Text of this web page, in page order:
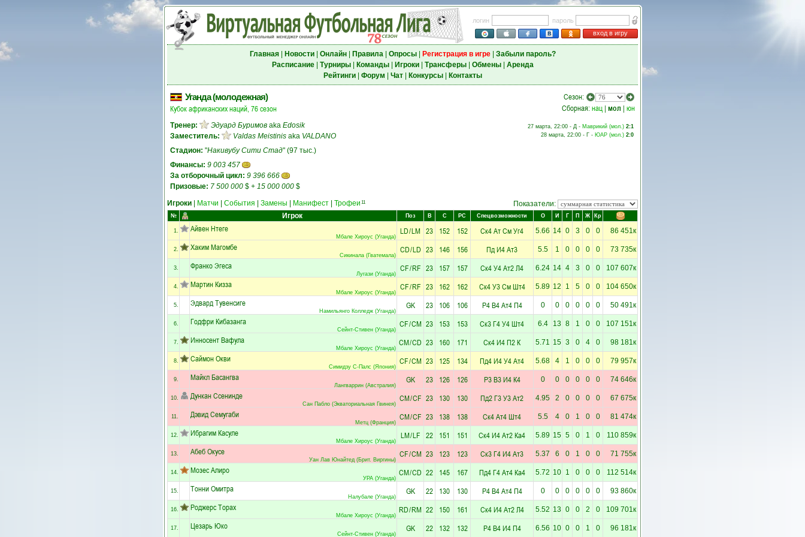
логин
пароль
вход в игру
Главная| Новости| Онлайн| Правила| Опросы| Регистрация в игре| Забыли пароль?
Расписание| Турниры| Команды| Игроки| Трансферы| Обмены| Аренда
Рейтинги| Форум Чат| Конкурсы| Контакты
Уганда (молодежная)
Кубок африканских наций, 76 сезон
Тренер: Эдуард Буримов aka Edosik
Заместитель:
Valdas Meistinis aka VALDANO
Стадион: "Накивубу Сити Стад" (97 тыс.)
Финансы: 9 003 457
За отборочный цикл: 9 396 666
Призовые: 7 500 000 $ + 15 000 000 $
Сезон:
Сборная: нац | мол | юн
27 марта, 22:00 - Д - Маврикий (мол.) 2:1
28 марта, 22:00 - Г - ЮАР (мол.) 2:0
Игроки Матчи События Замены Манифест Трофеи 11 Показатели:
№ Игрок Поз В С РС Спецвозможности О И Г П Ж Кр
1. Айвен Нтеге
Мбале Хироус (Уганда)
LD/LM 23 152 152 Ск4АтСмУг4 5.66 14 0 3 0 0 86 451к
2. Хаким Магомбе
Сикинала (Гватемала)
CD/LD 23 146 156 ПдИ4Ат3 5.5 1 0 0 0 0 73 735к
3. Франко Эгеса
Лугази (Уганда)
CF/RF 23 157 157 Ск4У4Ат2Л4 6.24 14 4 3 0 0 107 607к
4. Мартин Кизза
Мбале Хироус (Уганда)
CF/RF 23 162 162 Ск4У3СмШт4 5.89 12 1 5 0 0 104 650к
5. Эдвард Тувенсиге
Намильянго Колледж (Уганда)
GK 23 106 106 Р4В4Ат4П4 0 0 0 0 0 0 50 491к
6. Годфри Кибазанга
Сейнт-Стивен (Уганда)
CF/CM 23 153 153 Ск3Г4У4Шт4 6.4 13 8 1 0 0 107 151к
7. Инносент Вафула
Мбале Хироус (Уганда)
CM/CD 23 160 171 Ск4И4П2К 5.71 15 3 0 4 0 98 181к
8. Саймон Окви
Симидзу С-Палс (Япония)
CF/CM 23 125 134 Пд4И4У4Ат4 5.68 4 1 0 0 0 79 957к
9. Майкл Басангва
Лангваррин (Австралия)
GK 23 126 126 Р3В3И4К4 0 0 0 0 0 0 74 646к
10. Дункан Ссенинде
Сан Пабло (Экваториальная Гвинея)
CM/CF 23 130 130 Пд2Г3У3Ат2 4.95 2 0 0 0 0 67 675к
11. Дэвид Семугаби
Метц (Франция)
CM/CF 23 138 138 Ск4Ат4Шт4 5.5 4 0 1 0 0 81 474к
12. Ибрагим Касуле
Мбале Хироус (Уганда)
LM/LF 22 151 151 Ск4И4Ат2Ка4 5.89 15 5 0 1 0 110 859к
13. Абеб Окусе
Уан Лав Юнайтед (Брит. Виргины)
CF/CM 23 123 123 Ск3Г4И4Ат3 5.37 6 0 1 0 0 71 755к
14. Мозес Алиро
УРА (Уганда)
CM/CD 22 145 167 Пд4Г4Ат4Ка4 5.72 10 1 0 0 0 112 514к
15. Тонни Омитра
Налубале (Уганда)
GK 22 130 130 Р4В4Ат4П4 0 0 0 0 0 0 93 860к
16. Роджерс Торах
Мбале Хироус (Уганда)
RD/RM 22 150 161 Ск4И4Ат2Л4 5.52 13 0 0 2 0 109 701к
17. Цезарь Юко
Сейнт-Стивен (Уганда)
GK 22 132 132 Р4В4И4П4 6.56 10 0 0 1 0 96 181к